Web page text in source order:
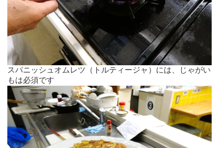
スパニッシュオムレツ（トルティージャ）には、じゃがい
もは必須です